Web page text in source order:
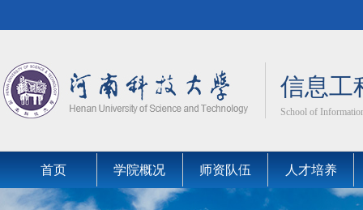
信息工
School of
首页 学院概况 师资队伍 人才培养